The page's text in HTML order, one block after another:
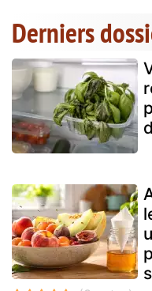
Derniers